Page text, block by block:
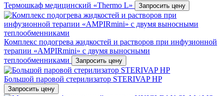
Термошкаф медицинский «Thermo L» Запросить цену
Комплекс подогрева жидкостей и растворов при инфузионной
терапии «AMPIRmini» c двумя выносными
теплообменниками
Запросить цену
Большой паровой стерилизатор STERIVAP HP
Запросить цену